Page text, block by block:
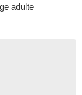
adulte